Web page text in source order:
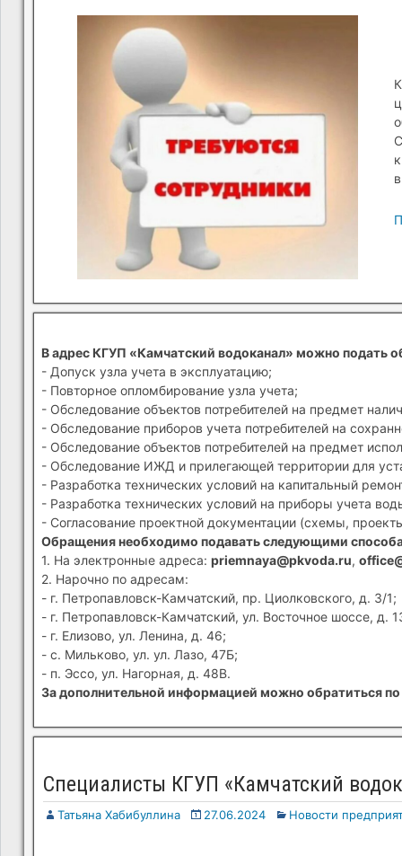
В адрес КГУП «Камчатский водоканал» можно подать
- Допуск узла учета в эксплуатацию;
- Повторное опломбирование узла учета;
- Обследование объектов потребителей на предмет
- Обследование приборов учета потребителей на
- Обследование объектов потребителей на предмет
- Обследование ИЖД и прилегающей территории для
- Разработка технических условий на капитальный
- Разработка технических условий на приборы учета
- Согласование проектной документации (схемы,
Обращения необходимо подавать следующими
1. На электронные адреса: priemnaya@pkvoda.ru,
2. Нарочно по адресам:
- г. Петропавловск-Камчатский, пр. Циолковского, д. 3/1;
- г. Петропавловск-Камчатский, ул. Восточное шоссе, д.
- г. Елизово, ул. Ленина, д. 46;
- с. Мильково, ул. ул. Лазо, 47Б;
- п. Эссо, ул. Нагорная, д. 48В.
За дополнительной информацией можно обратиться
Специалисты КГУП «Камчатский
Татьяна Хабибуллина 27.06.2024 Новости